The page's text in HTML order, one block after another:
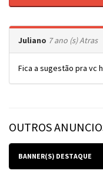
Juliano 7 ano (s) Atras
Fica a sugestão pra vc
OUTROS
BANNER(S) DESTAQUE